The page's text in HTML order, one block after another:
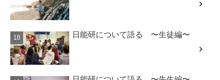
日能研について語る 〜生徒編〜